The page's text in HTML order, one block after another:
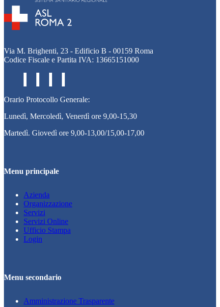
Via M. Brighenti, 23 - Edificio B - 00159 Roma
Codice Fiscale e Partita IVA: 13665151000
Orario Protocollo Generale:
Lunedì, Mercoledì, Venerdì ore 9,00-15,30
Martedì. Giovedì ore 9,00-13,00/15,00-17,00
Menu principale
Azienda
Organizzazione
Servizi
Servizi Online
Ufficio Stampa
Login
Menu secondario
Amministrazione Trasparente